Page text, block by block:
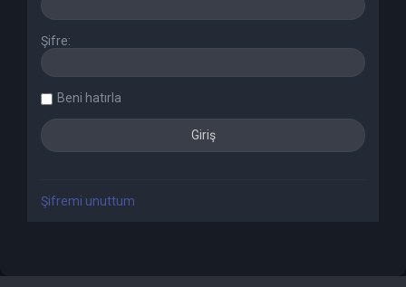
Şifre:
Beni hatırla
Şifremi unuttum